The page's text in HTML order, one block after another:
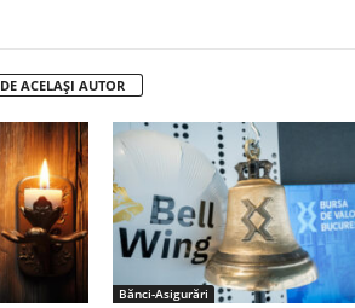
DE ACELAȘI AUTOR
Bănci-Asigurări